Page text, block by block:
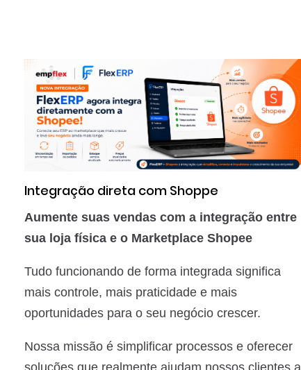
Integração direta com Shoppe
Aumente suas vendas com a integração entre
sua loja física e o Marketplace Shopee
Tudo funcionando de forma integrada significa
mais controle, mais praticidade e mais
oportunidades para o seu negócio crescer.
Nossa missão é simplificar processos e oferecer
soluções que realmente ajudam nossos clientes a